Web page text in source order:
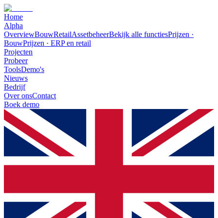
Home
Alpha
OverviewBouwRetailAssetbeheerBekijk alle functiesPrijzen ·
BouwPrijzen · ERP en retail
Projecten
Probeer
ToolsDemo's
Nieuws
Bedrijf
Over onsContact
Boek demo